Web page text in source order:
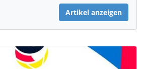
Artikel anzeigen